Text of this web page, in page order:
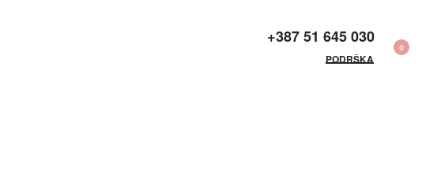
+387 51 645 030​
PODRŠKA
0